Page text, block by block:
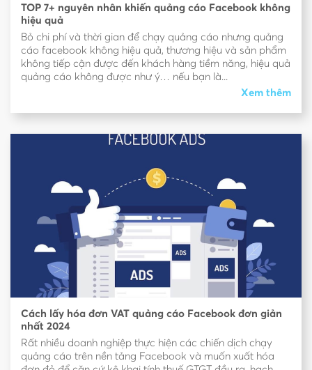
TOP 7+ nguyên nhân khiến quảng cáo Facebook không
hiệu quả
Bỏ chi phí và thời gian để chạy quảng cáo nhưng quảng
cáo facebook không hiệu quả, thương hiệu và sản phẩm
không tiếp cận được đến khách hàng tiềm năng, hiệu quả
quảng cáo không được như ý… nếu bạn là...
Xem thêm
Cách lấy hóa đơn VAT quảng cáo Facebook đơn giản
nhất 2024
Rất nhiều doanh nghiệp thực hiện các chiến dịch chạy
quảng cáo trên nền tảng Facebook và muốn xuất hóa